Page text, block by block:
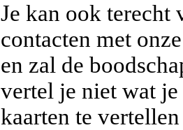
Je kan ook terecht
contacten met
en zal de
vertel je niet wat
kaarten te